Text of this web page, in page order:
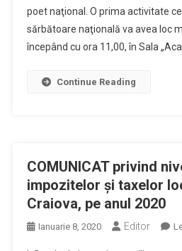
poet naţional. O prima activitate
sărbătoare naţională va avea loc
începând cu ora 11,00, în Sala
Continue Reading
COMUNICAT privind
impozitelor şi taxelor
Craiova, pe anul 2020
Ianuarie 8, 2020 Editor